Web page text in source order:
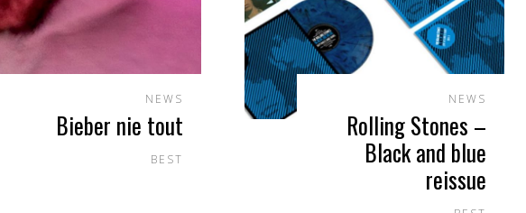
NEWS
Bieber nie tout
BEST
NEWS
Rolling Stones –
Black and blue
reissue